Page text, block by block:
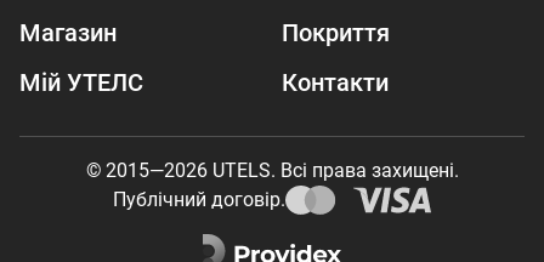
Магазин
Покриття
Мій УТЕЛС
Контакти
© 2015—2026 UTELS. Всі права захищені.
Публічний договір.